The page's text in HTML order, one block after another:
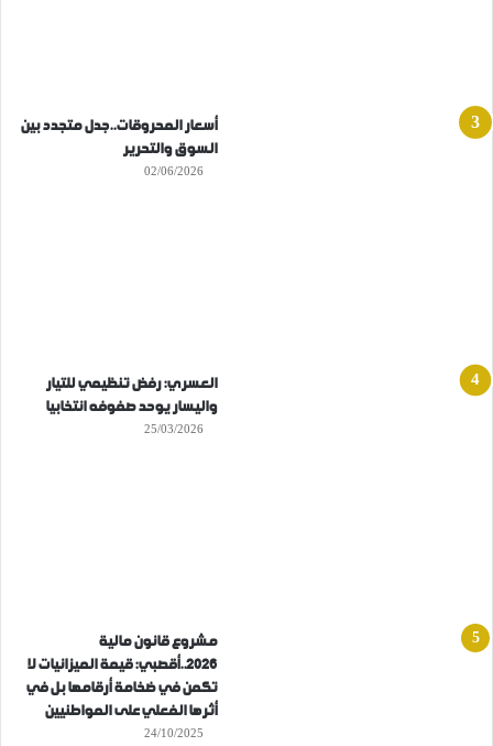
أسعار المحروقات..جدل متجدد بين
السوق والتحرير
02/06/2026
العسري: رفض تنظيمي للتيار
واليسار يوحد صفوفه انتخابيا
25/03/2026
مشروع قانون مالية
2026..أقصبي: قيمة الميزانيات لا
تكمن في ضخامة أرقامها بل في
أثرها الفعلي على المواطنيين
24/10/2025